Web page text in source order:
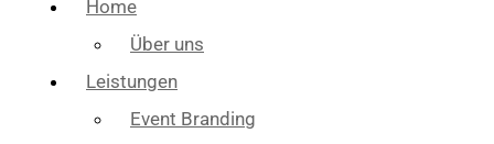
Home
Über uns
Leistungen
Event Branding